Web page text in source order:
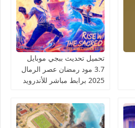
تحميل تحديث ببجي موبايل
3.7 مود رمضان عصر الرمال
2025 برابط مباشر للأندرويد